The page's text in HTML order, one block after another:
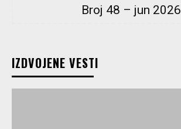
Broj 48 – jun 2026
IZDVOJENE VESTI